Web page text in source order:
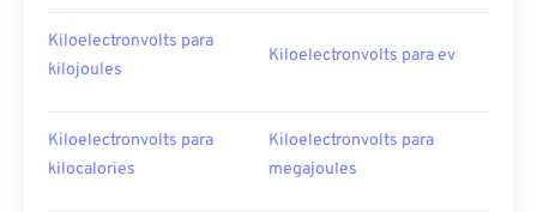
Kiloelectronvolts para
kilojoules
Kiloelectronvolts para ev
Kiloelectronvolts para
kilocalories
Kiloelectronvolts para
megajoules